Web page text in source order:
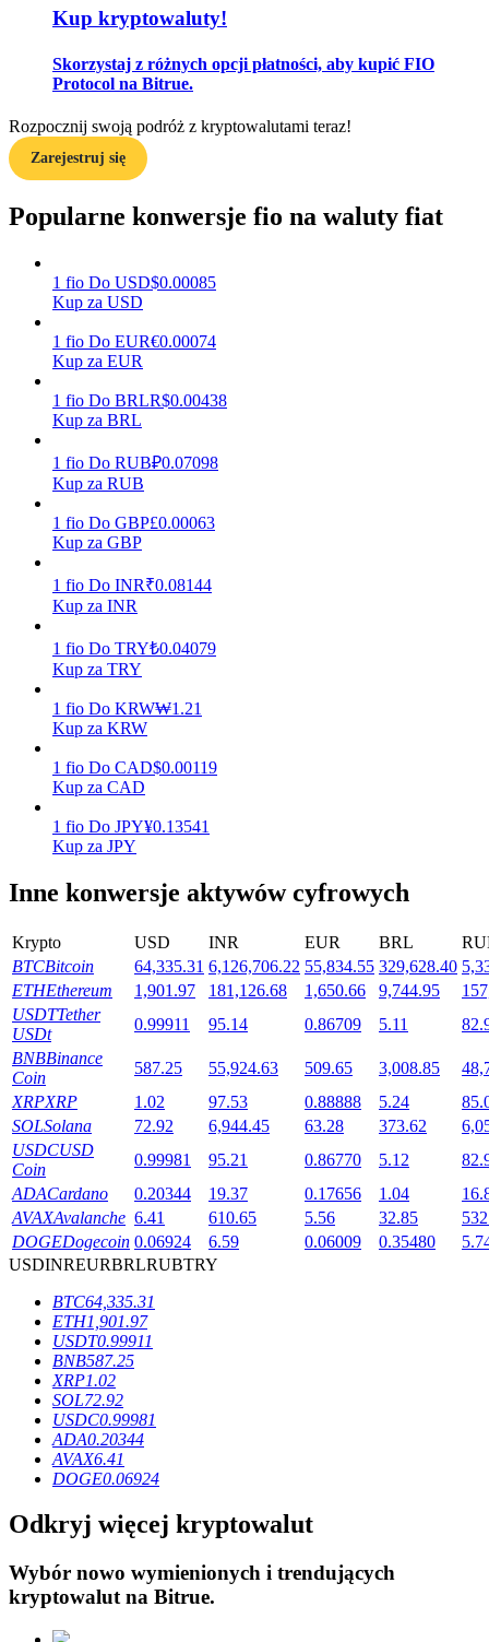
Strategie handlowe
Dowiedz się, jak zachować rentowność
Mocna Świnka
Codziennie zdobywaj konkurencyjne nagrody
Stawianie
Wysokie zyski i natychmiastowy dostęp
Launchpool
Elastyczne stawianie zakładów, aby zarabiać na popularnych
tokenach
Ekskluzywne inwestycje dla posiadaczy BTR
Pożyczki
Usługa pożyczek wspieranych kryptowalutami
Kup kryptowaluty!
Skorzystaj z różnych opcji płatności, aby kupić FIO
Protocol na Bitrue.
Rozpocznij swoją podróż z kryptowalutami teraz!
Zarejestruj się
Popularne konwersje fio na waluty fiat
1 fio Do USD$0.00085
Kup za USD
1 fio Do EUR€0.00074
Kup za EUR
1 fio Do BRLR$0.00438
Kup za BRL
1 fio Do RUB₽0.07098
Kup za RUB
1 fio Do GBP£0.00063
Kup za GBP
1 fio Do INR₹0.08144
Kup za INR
1 fio Do TRY₺0.04079
Kup za TRY
1 fio Do KRW₩1.21
Kup za KRW
1 fio Do CAD$0.00119
Kup za CAD
1 fio Do JPY¥0.13541
Kup za JPY
Inne konwersje aktywów cyfrowych
Krypto USD INR EUR BRL
BTCBitcoin 64,335.31 6,126,706.22 55,834.55 329,628.40
ETHEthereum 1,901.97 181,126.68 1,650.66 9,744.95
USDTTether
USDt
0.99911 95.14 0.86709 5.11
BNBBinance
Coin
587.25 55,924.63 509.65 3,008.85
XRPXRP 1.02 97.53 0.88888 5.24
SOLSolana 72.92 6,944.45 63.28 373.62
USDCUSD
Coin
0.99981 95.21 0.86770 5.12
ADACardano 0.20344 19.37 0.17656 1.04
AVAXAvalanche 6.41 610.65 5.56 32.85
DOGEDogecoin 0.06924 6.59 0.06009 0.35480
USDINREURBRLRUBTRY
BTC64,335.31
ETH1,901.97
USDT0.99911
BNB587.25
XRP1.02
SOL72.92
USDC0.99981
ADA0.20344
AVAX6.41
DOGE0.06924
Odkryj więcej kryptowalut
Wybór nowo wymienionych i trendujących
kryptowalut na Bitrue.